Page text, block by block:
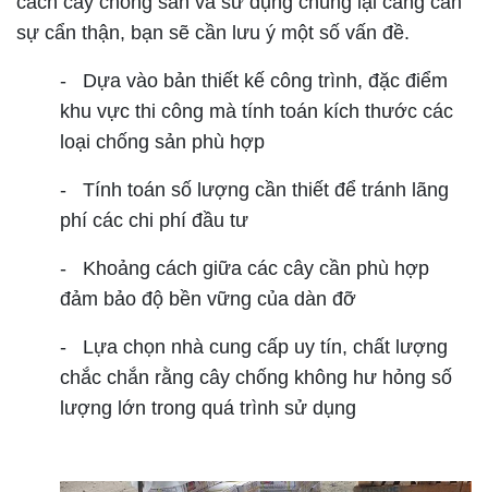
sự cẩn thận, bạn sẽ cần lưu ý một số vấn đề.
- Dựa vào bản thiết kế công trình, đặc điểm
khu vực thi công mà tính toán kích thước các
loại chống sản phù hợp
- Tính toán số lượng cần thiết để tránh lãng
phí các chi phí đầu tư
- Khoảng cách giữa các cây cần phù hợp
đảm bảo độ bền vững của dàn đỡ
- Lựa chọn nhà cung cấp uy tín, chất lượng
chắc chắn rằng cây chống không hư hỏng số
lượng lớn trong quá trình sử dụng